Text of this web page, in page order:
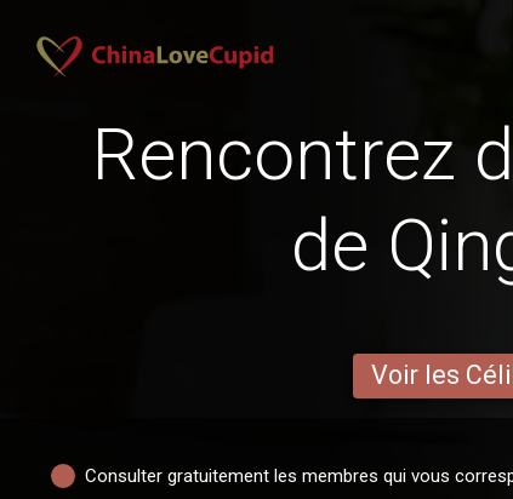
Rencontrez
de
Voir les
Consulter gratuitement les membres qui vous